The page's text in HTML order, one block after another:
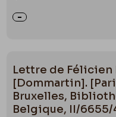
Lettre de Félicien
[Dommartin].
Bruxelles,
Belgique, II/